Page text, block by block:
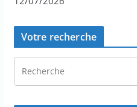
Votre recherche